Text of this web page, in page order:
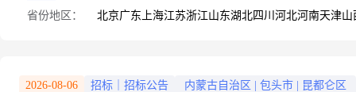
省份地区： 北京广东 上海江苏浙江山东湖北四川 河北河南天津山
2026-08-06 招标｜招标公告 内蒙古自治区 包头市 昆都仑区